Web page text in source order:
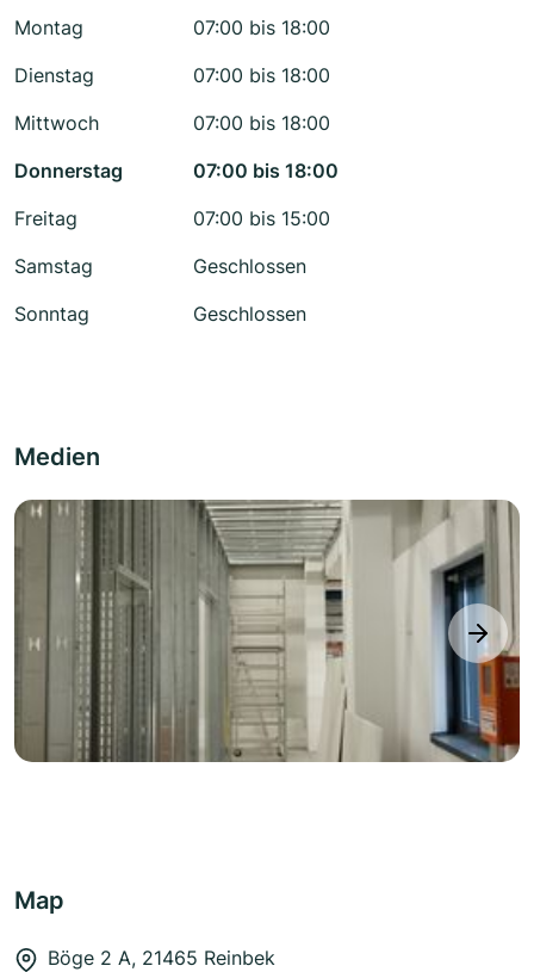
Montag
07:00 bis 18:00
Dienstag
07:00 bis 18:00
Mittwoch
07:00 bis 18:00
Donnerstag
07:00 bis 18:00
Freitag
07:00 bis 15:00
Samstag
Geschlossen
Sonntag
Geschlossen
Medien
next
Map
Böge 2 A, 21465 Reinbek